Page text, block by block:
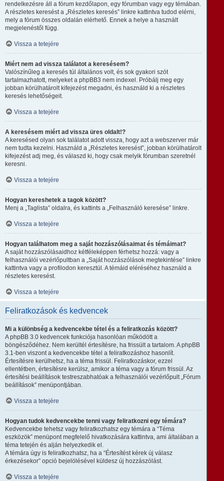
rendelkezésre áll a fórum kezdőlapon, egy fórumban vagy egy témában.
A részletes keresést a „Részletes keresés” linkre kattintva tudod elérni,
mely a fórum összes oldalán elérhető. Ennek a helye a használt
megjelenéstől függ.
Vissza a tetejére
Miért nem ad vissza találatot a keresésem?
Valószínűleg a keresés túl általános volt, és sok gyakori szót
tartalmazhatott, melyeket a phpBB3 nem indexel. Próbálj meg egy
jobban körülhatárolt kifejezést megadni, és használd ki a részletes
keresés lehetőségeit.
Vissza a tetejére
A keresésem miért ad vissza üres oldalt!?
A keresésed olyan sok találatot adott vissza, hogy azt a webszerver már
nem tudta kezelni. Használd a „Részletes keresést”, jobban körülhatárolt
kifejezést adj meg, és válaszd ki, hogy csak melyik fórumban szeretnél
keresni.
Vissza a tetejére
Hogyan kereshetek a tagok között?
Menj a „Taglista” oldalra, és kattints a „Felhasználó keresése” linkre.
Vissza a tetejére
Hogyan találhatom meg a saját hozzászólásaimat és témáimat?
A saját hozzászólásaidhoz kétféleképpen férhetsz hozzá: vagy a
felhasználói vezérlőpultban a „Saját hozzászólások megtekintése” linkre
kattintva vagy a profilodon keresztül. A témáid eléréséhez használd a
részletes keresést.
Vissza a tetejére
Feliratkozások és kedvencek
Mi a különbség a kedvencekbe tétel és a feliratkozás között?
A phpBB 3.0 kedvencek funkciója hasonlóan működött a
böngésződéhez. Nem kerültél értesítésre, ha frissült a tartalom. A phpBB
3.1-ben viszont a kedvencekbe tétel a feliratkozáshoz hasonlít.
Értesítésre kerülhetsz, ha a téma frissül. Feliratkozáskor, ezzel
ellentétben, értesítésre kerülsz, amikor a téma vagy a fórum frissül. Az
értesítési beállítások testreszabhatóak a felhasználói vezérlőpult „Fórum
beállítások” menüpontjában.
Vissza a tetejére
Hogyan tudok kedvencekbe tenni vagy feliratkozni egy témára?
Kedvencekbe tehetsz vagy feliratkozhatsz egy témára a “Téma
eszközök” menüpont megfelelő hivatkozására kattintva, ami általában a
téma tetején és alján helyezkedik el.
A témára úgy is feliratkozhatsz, ha a “Értesítést kérek új válasz
érkezésekor” opció bejelölésével küldesz új hozzászólást.
Vissza a tetejére